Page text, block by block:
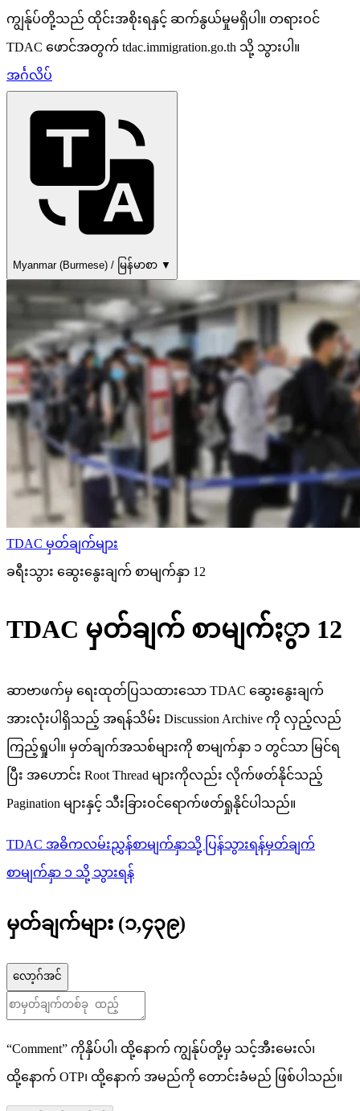
ကျွန်ုပ်တို့သည် ထိုင်းအစိုးရနှင့် ဆက်နွယ်မှုမရှိပါ။ တရားဝင်
TDAC ဖောင်အတွက် tdac.immigration.go.th သို့ သွားပါ။
အင်္ဂလိပ်
Myanmar (Burmese) / မြန်မာစာ ▼
TDAC မှတ်ချက်များ
ခရီးသွား ဆွေးနွေးချက် စာမျက်နှာ 12
TDAC မှတ်ချက် စာမျက်ႏွာ 12
ဆာဗာဖက်မှ ရေးထုတ်ပြသထားသော TDAC ဆွေးနွေးချက်
အားလုံးပါရှိသည့် အရန်သိမ်း Discussion Archive ကို လှည့်လည်
ကြည့်ရှုပါ။ မှတ်ချက်အသစ်များကို စာမျက်နှာ ၁ တွင်သာ မြင်ရ
ပြီး အဟောင်း Root Thread များကိုလည်း လိုက်ဖတ်နိုင်သည့်
Pagination များနှင့် သီးခြားဝင်ရောက်ဖတ်ရှုနိုင်ပါသည်။
TDAC အဓိကလမ်းညွှန်စာမျက်နှာသို့ ပြန်သွားရန်မှတ်ချက်
စာမျက်နှာ ၁ သို့ သွားရန်
မှတ်ချက်များ (၁,၄၃၉)
လော့ဂ်အင်
“Comment” ကိုနှိပ်ပါ၊ ထို့နောက် ကျွန်ုပ်တို့မှ သင့်အီးမေးလ်၊
ထို့နောက် OTP၊ ထို့နောက် အမည်ကို တောင်းခံမည် ဖြစ်ပါသည်။